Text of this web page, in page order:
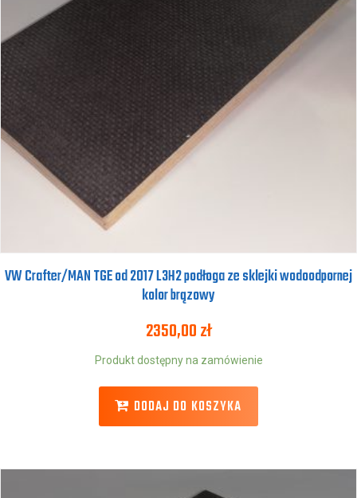
VW Crafter/MAN TGE od 2017 L3H2 podłoga ze sklejki wodoodpornej
kolor brązowy
2350,00zł
Produkt dostępny na zamówienie
DODAJ DO KOSZYKA